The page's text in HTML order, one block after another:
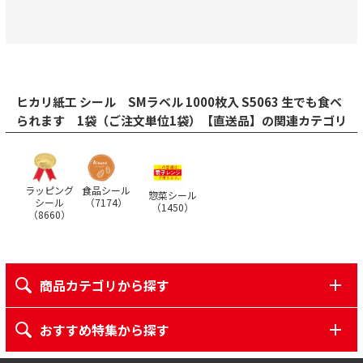
ヒカリ紙工 シール SMラベル 1000枚入 S5063 生でも食ベ
られます 1袋（ご注文単位1袋）【直送品】の関連カテゴリ
ラッピング
シール
（8660）
食品シール
（7174）
惣菜シール
（1450）
商品カテゴリから探す
おすすめ特集から探す